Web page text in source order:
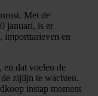
Met de
januari, is er
importtarieven en
en dat voelen de
zijlijn te wachten.
instap moment